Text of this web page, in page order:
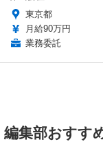
東京都
月給90万円
業務委託
編集部おすす